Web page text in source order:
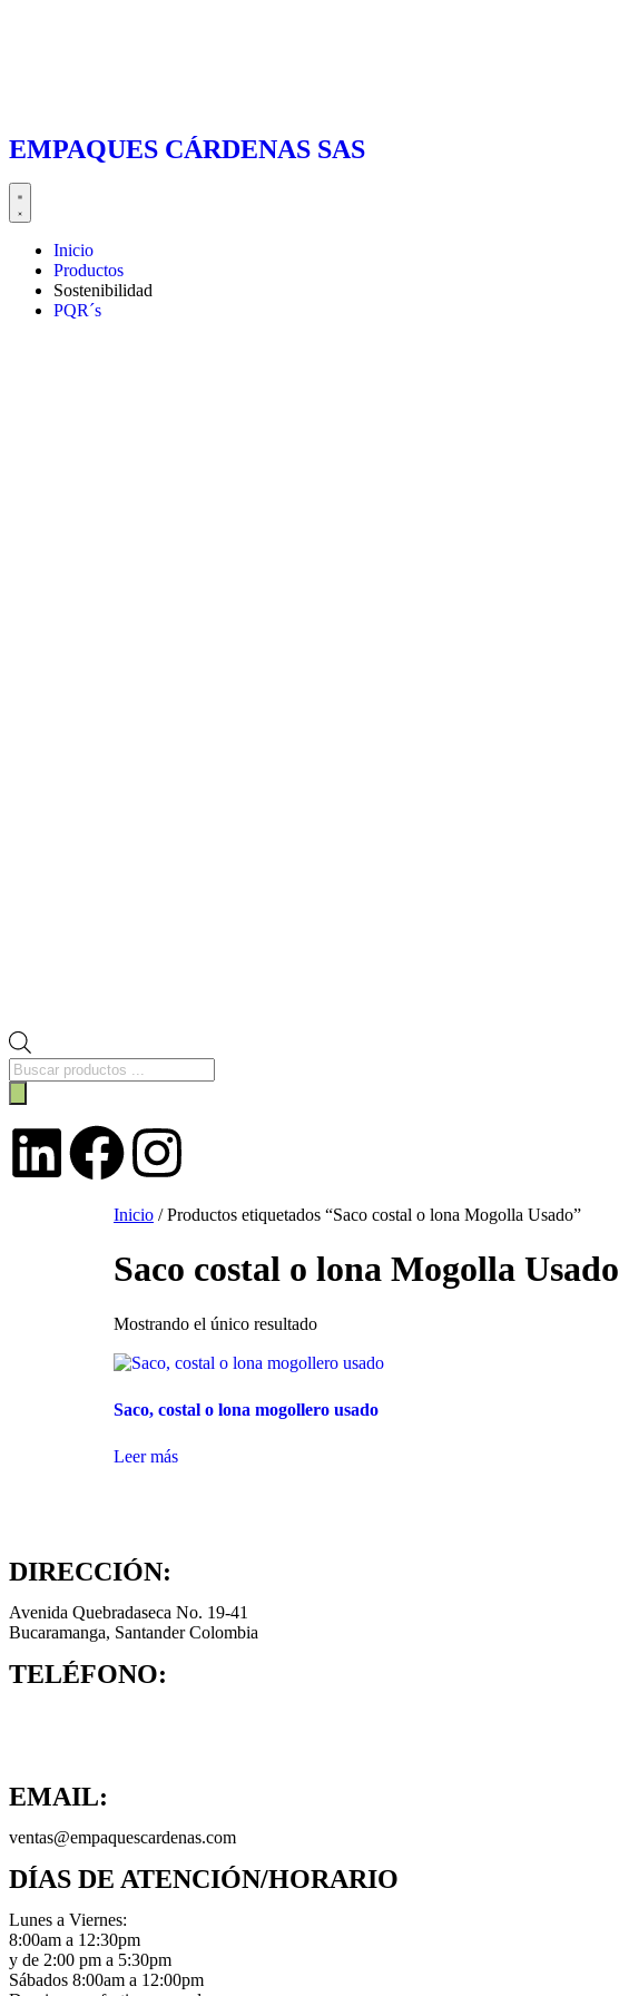
EMPAQUES CÁRDENAS SAS
Inicio
Productos
Sostenibilidad
PQR´s
Inicio / Productos etiquetados “Saco costal o lona Mogolla Usado”
Saco costal o lona Mogolla Usado
Mostrando el único resultado
Saco, costal o lona mogollero usado
Leer más
DIRECCIÓN:
Avenida Quebradaseca No. 19-41
Bucaramanga, Santander Colombia
TELÉFONO:
EMAIL:
ventas@empaquescardenas.com
DÍAS DE ATENCIÓN/HORARIO
Lunes a Viernes:
8:00am a 12:30pm
y de 2:00 pm a 5:30pm
Sábados 8:00am a 12:00pm